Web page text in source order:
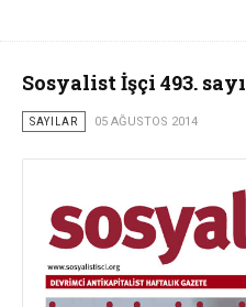
Sosyalist İşçi 493. sayı
SAYILAR 05 AĞUSTOS 2014